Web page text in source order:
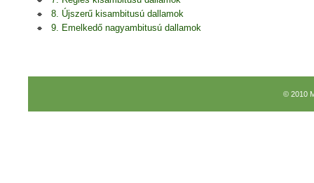
8. Újszerű kisambitusú dallamok
9. Emelkedő nagyambitusú dallamok
© 2010